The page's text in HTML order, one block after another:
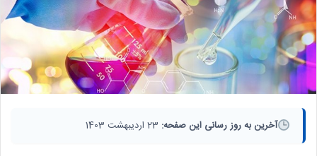
آخرین به روز رسانی این صفحه: